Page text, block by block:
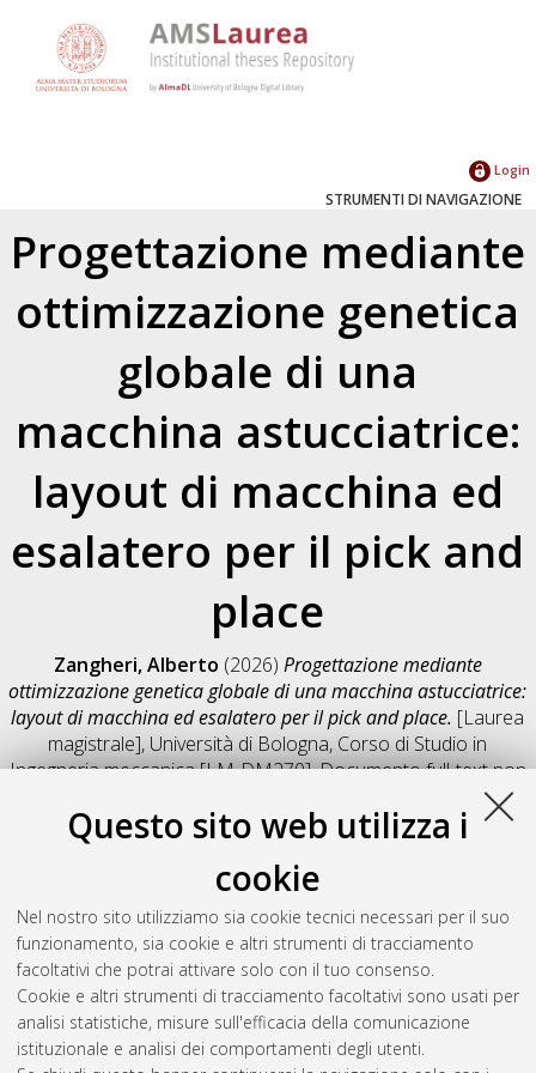
Questo sito web utilizza i
cookie
Nel nostro sito utilizziamo sia cookie tecnici necessari per il suo
funzionamento, sia cookie e altri strumenti di tracciamento
facoltativi che potrai attivare solo con il tuo consenso.
Cookie e altri strumenti di tracciamento facoltativi sono usati per
analisi statistiche, misure sull'efficacia della comunicazione
istituzionale e analisi dei comportamenti degli utenti.
Login
STRUMENTI DI NAVIGAZIONE
Progettazione mediante
ottimizzazione genetica
globale di una
macchina astucciatrice:
layout di macchina ed
esalatero per il pick and
place
Zangheri, Alberto (2026) Progettazione mediante
ottimizzazione genetica globale di una macchina astucciatrice:
layout di macchina ed esalatero per il pick and place. [Laurea
magistrale], Università di Bologna, Corso di Studio in
Ingegneria meccanica [LM-DM270], Documento full-text non
Salva citazione
Condividi
Il full-text non è disponibile per scelta dell'autore. (
Abstract
Altri metadati
Gestione del documento: